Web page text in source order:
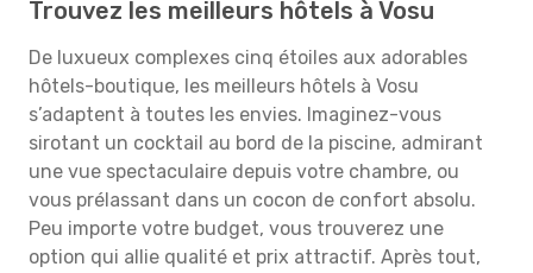
Trouvez les meilleurs hôtels à Vosu
De luxueux complexes cinq étoiles aux adorables
hôtels-boutique, les meilleurs hôtels à Vosu
s’adaptent à toutes les envies. Imaginez-vous
sirotant un cocktail au bord de la piscine, admirant
une vue spectaculaire depuis votre chambre, ou
vous prélassant dans un cocon de confort absolu.
Peu importe votre budget, vous trouverez une
option qui allie qualité et prix attractif. Après tout,